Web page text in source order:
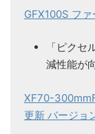
GFX100S フ
「ピク
減性能が
XF70-
更新 バージョ